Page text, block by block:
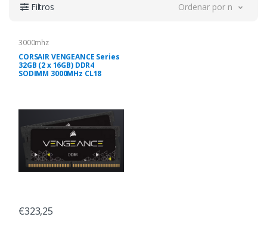
Filtros Ordenar por novidade
3000mhz
CORSAIR VENGEANCE Series
32GB (2 x 16GB) DDR4
SODIMM 3000MHz CL18
€323,25